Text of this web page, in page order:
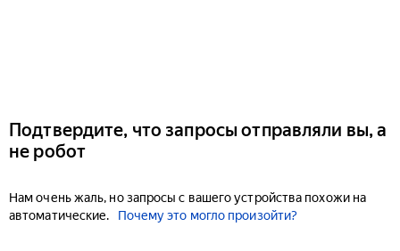
Подтвердите, что запросы отправляли вы, а
не робот
Нам очень жаль, но запросы с вашего устройства похожи на
автоматические.
Почему это могло произойти?